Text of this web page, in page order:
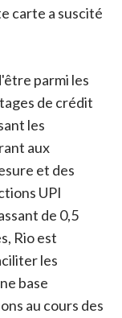
carte a suscité
parmi les
de crédit
les
aux
et des
UPI
de 0,5
Rio est
les
base
au cours des